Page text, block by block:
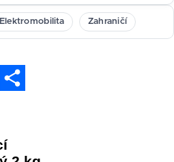
Elektromobilita Zahraničí